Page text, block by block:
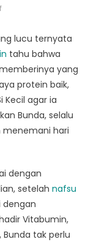
on
Anak
Vitabumin
Mampu
Menyembuhkan
Penyakit
Flek
Paru
lucu ternyata
tahu bahwa
yang
protein baik,
Kecil agar ia
Bunda, selalu
menemani hari
dengan
setelah nafsu
dengan
Vitabumin,
tak perlu